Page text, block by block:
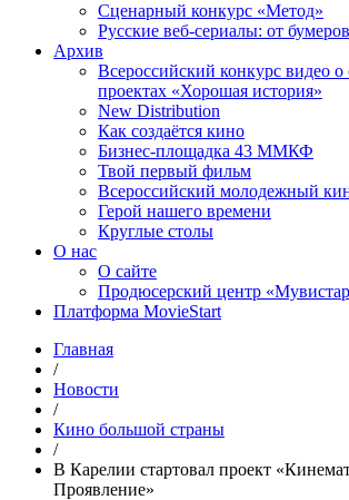
Сценарный конкурс «Метод»
Русские веб-сериалы: от
Архив
Всероссийский конкурс видео
проектах «Хорошая история»
New Distribution
Как создаётся кино
Бизнес-площадка 43 ММКФ
Твой первый фильм
Всероссийский молодежный
Герой нашего времени
Круглые столы
О нас
О сайте
Продюсерский центр
Платформа MovieStart
Главная
/
Новости
/
Кино большой страны
/
В Карелии стартовал проект
Проявление»